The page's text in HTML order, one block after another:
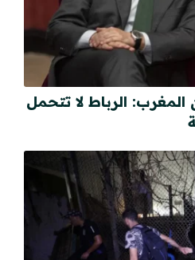
الرباط لا تتحمل